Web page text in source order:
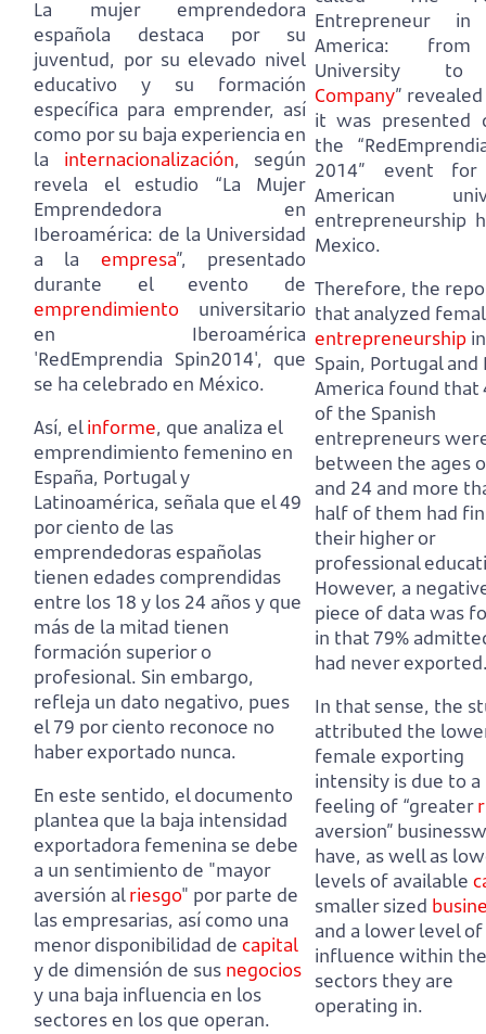
La mujer emprendedora
española destaca por su
juventud, por su elevado nivel
educativo y su formación
específica para emprender, así
como por su baja experiencia en
la internacionalización, según
revela el estudio “La Mujer
Emprendedora en
Iberoamérica: de la Universidad
a la empresa”,
presentado
durante el evento de
emprendimiento universitario
en Iberoamérica
'RedEmprendia Spin2014', que
se ha celebrado en México.
Así, elinforme, que analiza el
emprendimiento femenino en
España, Portugal y
Latinoamérica, señala que el 49
por ciento de las
emprendedoras españolas
tienen edades comprendidas
entre los 18 y los 24 años y que
más de la mitad tienen
formación superior o
profesional. Sin embargo,
refleja un dato negativo, pues
el 79 por ciento reconoce no
haber exportado nunca.
En este sentido, el documento
plantea que la baja intensidad
exportadora femenina se debe
a un sentimiento de "mayor
aversión alriesgo" por parte de
las empresarias, así como una
menor disponibilidad de capital
y de dimensión de sus negocios
y una baja influencia en los
sectores en los que operan.
Entrepreneur in
America:
University
Company”
it was presented
the
2014” event for
American
entrepreneurship
Mexico.
Therefore, the
that analyzed
entrepreneurship in
Spain, Portugal and
America found that
of the Spanish
entrepreneurs
between the ages
and 24 and more
half of them had
their higher or
professional
However, a
piece of data was
in that 79%
had never
In that sense, the
attributed the
female exporting
intensity is due to a
feeling of “greater
aversion”
have, as well as
levels of available
smaller sized
and a lower level of
influence within the
sectors they are
operating in.